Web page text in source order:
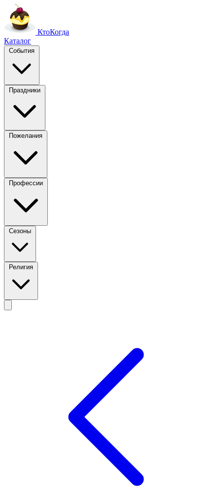
КтоКогда
Каталог
События
Праздники
Пожелания
Профессии
Сезоны
Религия